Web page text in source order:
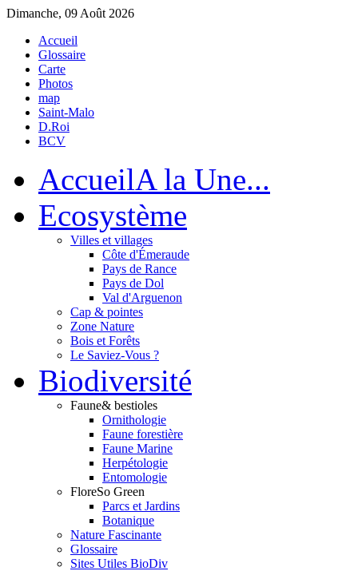
Dimanche, 09 Août 2026
Accueil
Glossaire
Carte
Photos
map
Saint-Malo
D.Roi
BCV
AccueilA la Une...
Ecosystème
Villes et villages
Côte d'Émeraude
Pays de Rance
Pays de Dol
Val d'Arguenon
Cap & pointes
Zone Nature
Bois et Forêts
Le Saviez-Vous ?
Biodiversité
Faune& bestioles
Ornithologie
Faune forestière
Faune Marine
Herpétologie
Entomologie
FloreSo Green
Parcs et Jardins
Botanique
Nature Fascinante
Glossaire
Sites Utiles BioDiv